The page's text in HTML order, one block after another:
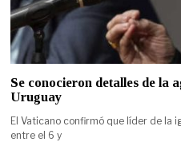
Se conocieron detalles de la
Uruguay
El Vaticano confirmó que líder de la
entre el 6 y